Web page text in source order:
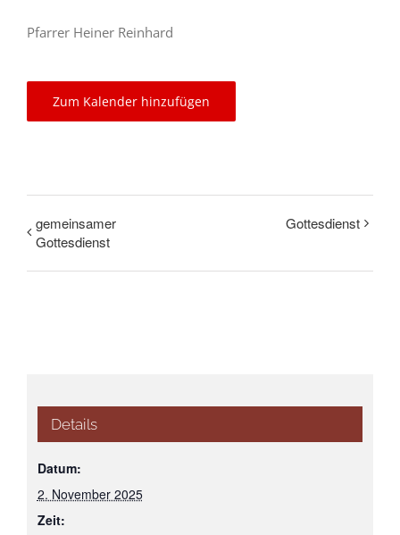
Pfarrer Heiner Reinhard
Zum Kalender hinzufügen
gemeinsamer
Gottesdienst
Gottesdienst
Details
Datum:
2. November 2025
Zeit: